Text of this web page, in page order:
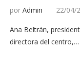
por Admin 22/04/
Ana Beltrán,
directora del centro,…